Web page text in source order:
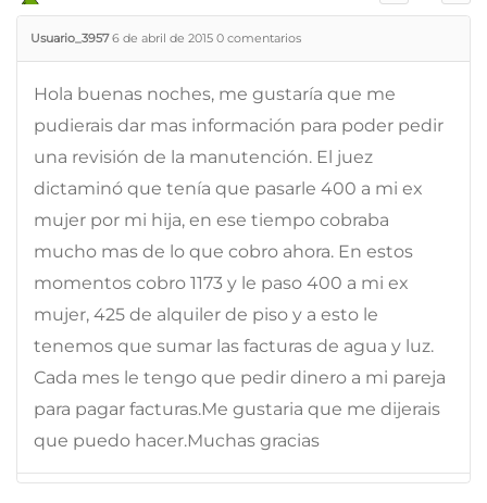
Usuario_3957 6 de abril de 2015 0 comentarios
Hola buenas noches, me gustaría que me
pudierais dar mas información para poder pedir
una revisión de la manutención. El juez
dictaminó que tenía que pasarle 400 a mi ex
mujer por mi hija, en ese tiempo cobraba
mucho mas de lo que cobro ahora. En estos
momentos cobro 1173 y le paso 400 a mi ex
mujer, 425 de alquiler de piso y a esto le
tenemos que sumar las facturas de agua y luz.
Cada mes le tengo que pedir dinero a mi pareja
para pagar facturas.Me gustaria que me dijerais
que puedo hacer.Muchas gracias